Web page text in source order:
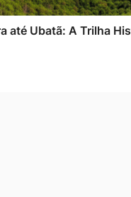
até Ubatã: A Trilha